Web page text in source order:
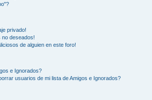
privado!
no deseados!
de alguien en este foro!
e Ignorados?
usuarios de mi lista de Amigos e Ignorados?